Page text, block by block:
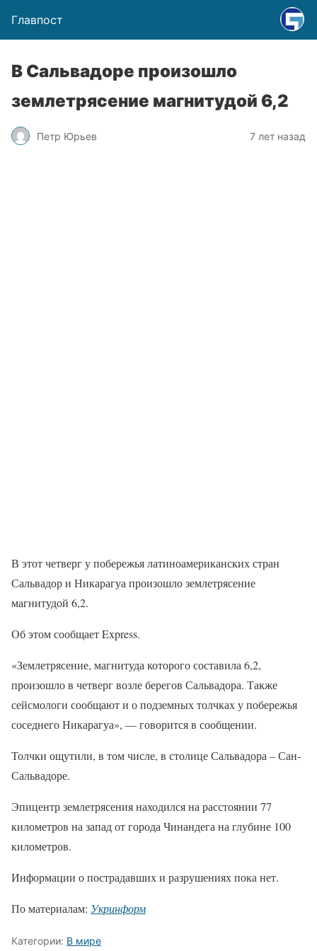
Главпост
В Сальвадоре произошло
землетрясение магнитудой 6,2
Петр Юрьев 7 лет назад
В этот четверг у побережья латиноамериканских стран
Сальвадор и Никарагуа произошло землетрясение
магнитудой 6,2.
Об этом сообщает Express.
«Землетрясение, магнитуда которого составила 6,2,
произошло в четверг возле берегов Сальвадора. Также
сейсмологи сообщают и о подземных толчках у побережья
соседнего Никарагуа», — говорится в сообщении.
Толчки ощутили, в том числе, в столице Сальвадора – Сан-
Сальвадоре.
Эпицентр землетрясения находился на расстоянии 77
километров на запад от города Чинандега на глубине 100
километров.
Информации о пострадавших и разрушениях пока нет.
По материалам: Укринформ
Категории: В мире